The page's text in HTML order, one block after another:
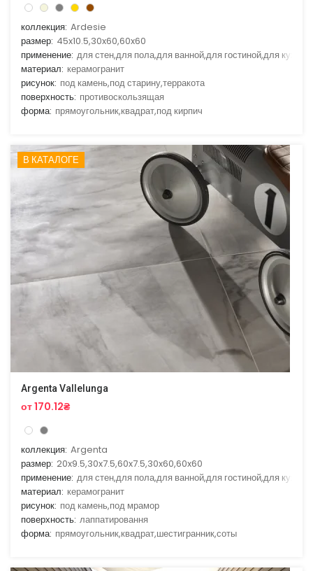
коллекция: Ardesie
размер: 45x10.5,30x60,60x60
применение: для стен,для пола,для ванной,для гостиной,для кухни
материал: керамогранит
рисунок: под камень,под старину,терракота
поверхность: противоскользящая
форма: прямоугольник,квадрат,под кирпич
В КАТАЛОГЕ
Argenta Vallelunga
от 170.12₴
коллекция: Argenta
размер: 20x9.5,30x7.5,60x7.5,30x60,60x60
применение: для стен,для пола,для ванной,для гостиной,для кухни
материал: керамогранит
рисунок: под камень,под мрамор
поверхность: лаппатировання
форма: прямоугольник,квадрат,шестигранник,соты